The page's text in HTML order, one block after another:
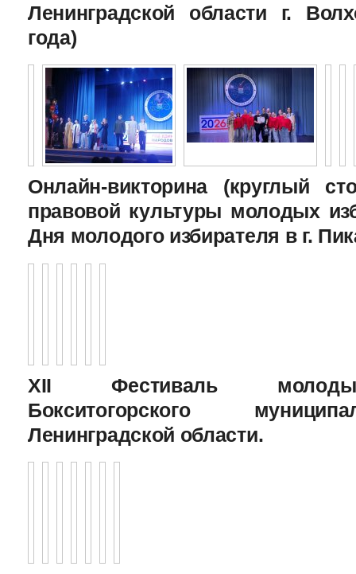
Ленинградской области г.
года)
Онлайн-викторина (круглый
правовой культуры молодых
Дня молодого избирателя в г.
XII Фестиваль
Бокситогорского
Ленинградской области.